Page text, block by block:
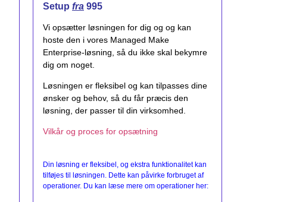
Setup fra 995
Vi opsætter løsningen for dig og og kan
hoste den i vores Managed Make
Enterprise-løsning, så du ikke skal bekymre
dig om noget.
Løsningen er fleksibel og kan tilpasses dine
ønsker og behov, så du får præcis den
løsning, der passer til din virksomhed.
Vilkår og proces for opsætning
Din løsning er fleksibel, og ekstra funktionalitet kan
tilføjes til løsningen. Dette kan påvirke forbruget af
operationer. Du kan læse mere om operationer her: